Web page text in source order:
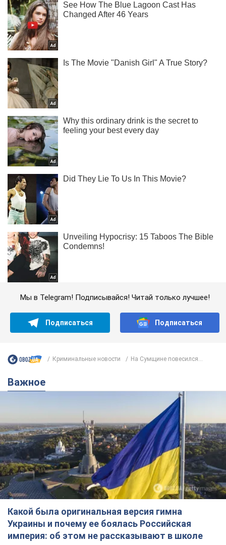
Мы в Telegram! Подписывайся! Читай только лучшее!
Подписаться Подписаться
Криминальные новости На Сумщине повесился...
Важное
Какой была оригинальная версия гимна
Украины и почему ее боялась Российская
империя: об этом не рассказывают в школе